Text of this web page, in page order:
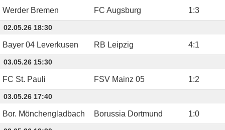
Werder Bremen FC Augsburg 1:3
02.05.26 18:30
Bayer 04 Leverkusen RB Leipzig 4:1
03.05.26 15:30
FC St. Pauli FSV Mainz 05 1:2
03.05.26 17:40
Bor. Mönchengladbach Borussia Dortmund 1:0